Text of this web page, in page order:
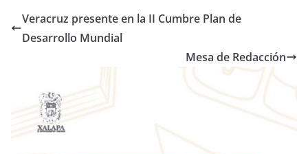
Veracruz presente en la II Cumbre Plan de
Desarrollo Mundial
Mesa de Redacción